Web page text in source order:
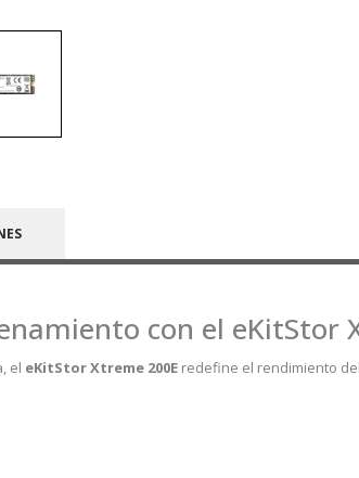
con el eKitStor
el eKitStor Xtreme 200E redefine el rendimiento